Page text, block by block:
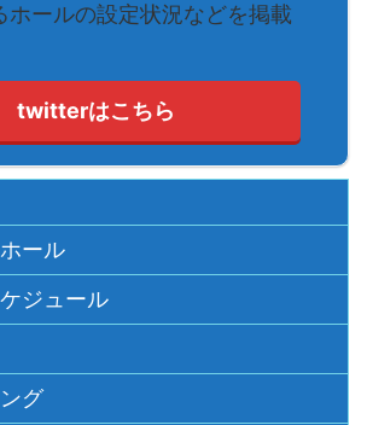
ホールの設定状況などを掲載
twitterはこちら
ール
ジュール
グ